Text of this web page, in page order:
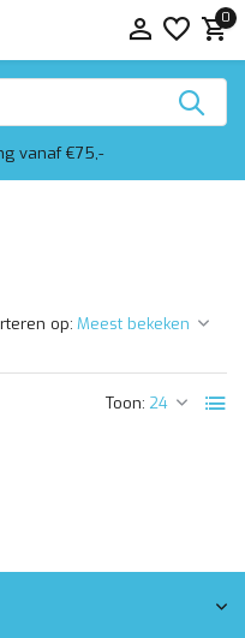
0
vanaf €75,-
Toon:
op: